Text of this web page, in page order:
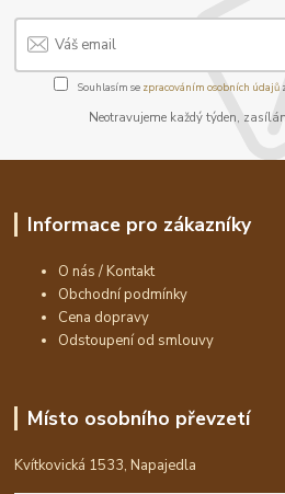
Souhlasím se zpracováním osobních údajů
Neotravujeme každý týden,
Informace pro zákazníky
O nás / Kontakt
Obchodní podmínky
Cena dopravy
Odstoupení od smlouvy
Místo osobního převzetí
Kvítkovická 1533, Napajedla